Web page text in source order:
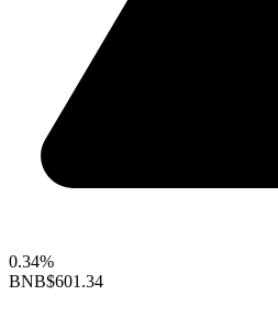
0.34%
BNB$601.34